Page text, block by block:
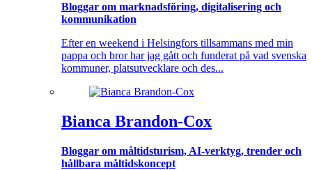
Bloggar om marknadsföring, digitalisering och
kommunikation
Efter en weekend i Helsingfors tillsammans med min
pappa och bror har jag gått och funderat på vad svenska
kommuner, platsutvecklare och des...
Bianca Brandon-Cox
Bloggar om måltidsturism, AI-verktyg, trender och
hållbara måltidskoncept